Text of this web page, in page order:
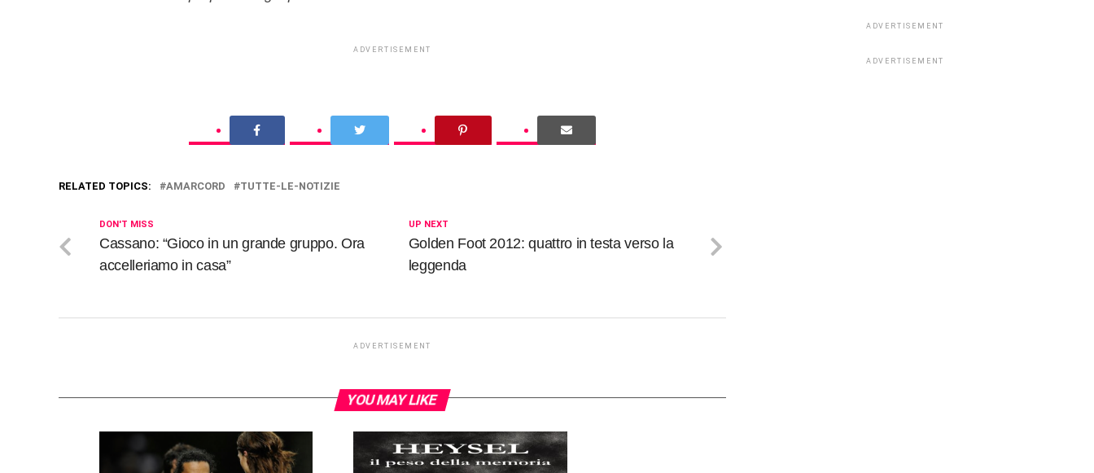
ADVERTISEMENT
RELATED TOPICS: AMARCORD TUTTE-LE-NOTIZIE
UP NEXT
Golden Foot 2012: quattro in testa verso la
leggenda
DON'T MISS
Cassano: “Gioco in un grande gruppo. Ora
accelleriamo in casa”
ADVERTISEMENT
YOU MAY LIKE
ADVERTISEMENT
ADVERTISEMENT